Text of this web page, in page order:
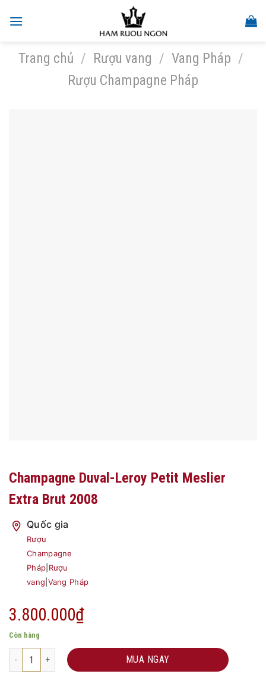
Trang chủ / Rượu vang / Vang Pháp /
Rượu Champagne Pháp
Champagne Duval-Leroy Petit Meslier
Extra Brut 2008
Quốc gia
Rượu
Champagne
Pháp Rượu
vang Vang Pháp
3.800.000₫
Còn hàng
Champagne Duval-Leroy Petit Meslier Extra Brut 2008 số lượng
MUA NGAY